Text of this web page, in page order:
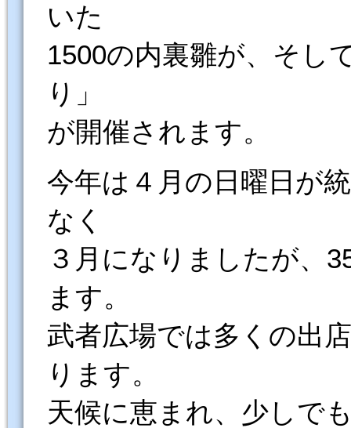
いた
1500の内裏雛が、そし
り」
が開催されます。
今年は４月の日曜日が
なく
３月になりましたが、
ます。
武者広場では多くの出
ります。
天候に恵まれ、少しで